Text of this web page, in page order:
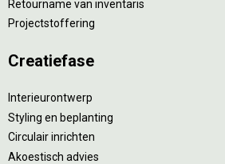
Retourname van inventaris
Projectstoffering
Creatiefase
Interieurontwerp
Styling en beplanting
Circulair inrichten
Akoestisch advies